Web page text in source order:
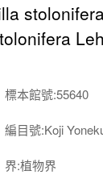
標本館號:55640
編目號:Koji
界:植物界